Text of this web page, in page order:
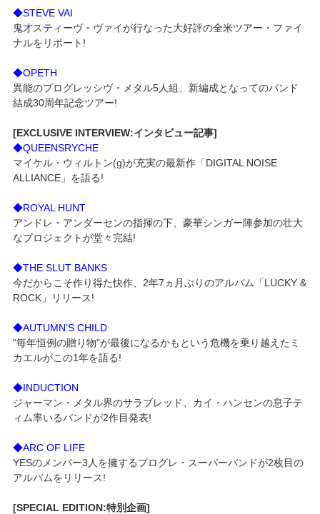
◆STEVE VAI
鬼才スティーヴ・ヴァイが行なった大好評の全米ツアー・ファイ
ナルをリポート!
◆OPETH
異能のプログレッシヴ・メタル5人組、新編成となってのバンド
結成30周年記念ツアー!
[EXCLUSIVE INTERVIEW:インタビュー記事]
◆QUEENSRYCHE
マイケル・ウィルトン(g)が充実の最新作「DIGITAL NOISE
ALLIANCE」を語る!
◆ROYAL HUNT
アンドレ・アンダーセンの指揮の下、豪華シンガー陣参加の壮大
なプロジェクトが堂々完結!
◆THE SLUT BANKS
今だからこそ作り得た快作、2年7ヵ月ぶりのアルバム「LUCKY &
ROCK」リリース!
◆AUTUMN’S CHILD
“毎年恒例の贈り物”が最後になるかもという危機を乗り越えたミ
カエルがこの1年を語る!
◆INDUCTION
ジャーマン・メタル界のサラブレッド、カイ・ハンセンの息子テ
ィム率いるバンドが2作目発表!
◆ARC OF LIFE
YESのメンバー3人を擁するプログレ・スーパーバンドが2枚目の
アルバムをリリース!
[SPECIAL EDITION:特別企画]